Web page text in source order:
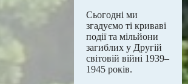
Сьогодні ми
згадуємо ті криваві
події та мільйони
загиблих у Другій
світовій війні 1939–
1945 років.